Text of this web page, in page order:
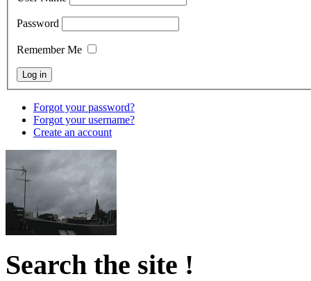
Password
Remember Me
Forgot your password?
Forgot your username?
Create an account
Search the site !